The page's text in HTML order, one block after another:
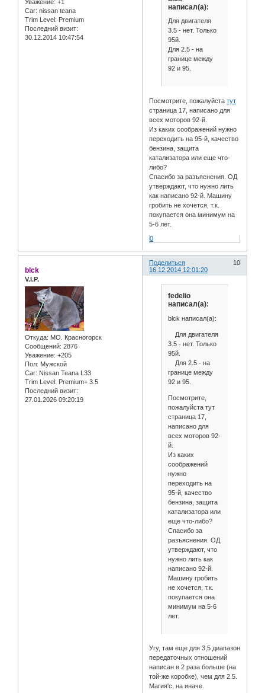
Уважение: +1
Car: nissan teana
Trim Level: Premium
Последний визит:
30.12.2014 10:47:54
написал(а):
Для двигателя
3.5 - нет. Только
95й.
Для 2.5 - на
границе между
92 и 95.
Посмотрите, пожалуйстатут
страница 17, написано для
всех моторов 92-й.
Из каких соображений нужно
переходить на 95-й, качество
бензина, защита
катализатора или еще что-
либо?
Спасибо за разъяснения. ОД
утверждают, что нужно лить
как написано 92-й. Машину
гробить не хочется, т.к.
покупается она минимум на
5-6 лет.
0
Поделиться
10
16.12.2014 12:01:20
blck
V.I.P.
Откуда: МО. Красногорск
Сообщений: 2876
Уважение: +205
Пол: Мужской
Car: Nissan Teana L33
Trim Level: Premium+ 3.5
Последний визит:
27.01.2026 09:20:19
fedelio
написал(а):
blck написал(а):
Для двигателя
3.5 - нет. Только
95й.
Для 2.5 - на
границе между
92 и 95.
Посмотрите,
пожалуйста тут
страница 17,
написано для
всех моторов 92-
й.
Из каких
соображений
нужно
переходить на
95-й, качество
бензина, защита
катализатора или
еще что-либо?
Спасибо за
разъяснения. ОД
утверждают, что
нужно лить как
написано 92-й.
Машину гробить
не хочется, т.к.
покупается она
минимум на 5-6
лет.
Угу, там еще для 3,5 диапазон
передаточных отношений
написан в 2 раза больше (на
той-же коробке), чем для 2.5.
Магия'c, на иначе.